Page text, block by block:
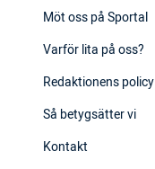
Möt oss på Sportal
Varför lita på oss?
Redaktionens policy
Så betygsätter vi
Kontakt